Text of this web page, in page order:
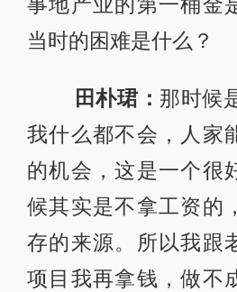
项目我再拿钱，做不
钱，就当学经验了
兴。然后我就去上
作。我觉得我没有在
多时候我们有一种心
人打工的，就无所谓
种心态使得你不进步
给他打工的。每个人